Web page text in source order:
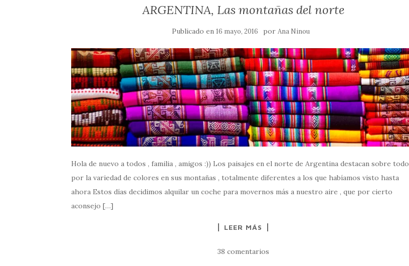
ARGENTINA, Las montañas del norte
Publicado en 16 mayo, 2016 por Ana Ninou
Hola de nuevo a todos , familia , amigos :)) Los paisajes en el norte de Argentina destacan sobre todo
por la variedad de colores en sus montañas , totalmente diferentes a los que habíamos visto hasta
ahora Estos días decidimos alquilar un coche para movernos más a nuestro aire , que por cierto
aconsejo […]
LEER MÁS
38 comentarios